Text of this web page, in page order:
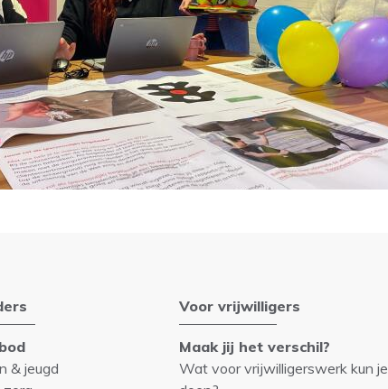
& jeugd
Voor vrijwilligers
Maak jij het verschil?
Wat voor vrijwilligerswerk kun je